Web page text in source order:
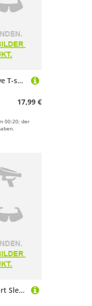
Kruskis Jump Short Sleeve T-shirt Schwarz 2XL Mann
17,99 €
00:20; der
Kruskis My Freedom Short Sleeve T-shirt Schwarz S Frau